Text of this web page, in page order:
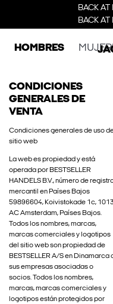
BACK
BACK
HOMBRES
CONDICIONES
GENERALES DE
VENTA
Condiciones generales de uso
sitio web
La web es propiedad y está
operada por BESTSELLER
HANDELS B.V., número de
mercantil en Países Bajos
59896604, Koivistokade 1c,
AC Amsterdam, Países Bajos.
Todos los nombres, marcas,
marcas comerciales y logotipos
del sitio web son propiedad de
BESTSELLER A/S en Dinamarca
sus empresas asociadas o
socios. Todos los nombres,
marcas, marcas comerciales y
logotipos están protegidos por